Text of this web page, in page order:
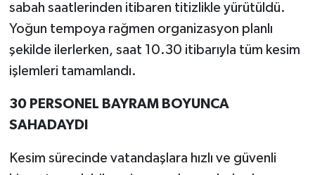
sabah saatlerinden itibaren titizlikle yürütüldü.
Yoğun tempoya rağmen organizasyon planlı
şekilde ilerlerken, saat 10.30 itibarıyla tüm kesim
işlemleri tamamlandı.
30 PERSONEL BAYRAM BOYUNCA
SAHADAYDI
Kesim sürecinde vatandaşlara hızlı ve güvenli